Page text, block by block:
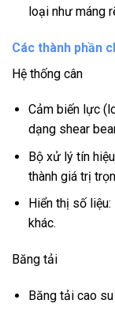
loại như máng
Các thành phần
Hệ thống cân
Cảm biến lực
dạng shear
Bộ xử lý tín
thành giá trị
Hiển thị số
khác.
Băng tải
Băng tải cao